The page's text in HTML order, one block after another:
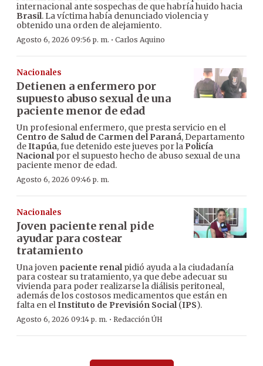
internacional ante sospechas de que habría huido hacia
Brasil. La víctima había denunciado violencia y
obtenido una orden de alejamiento.
Agosto 6, 2026 09:56 p. m. · Carlos Aquino
Nacionales
Detienen a enfermero por
supuesto abuso sexual de una
paciente menor de edad
Un profesional enfermero, que presta servicio en el
Centro de Salud de Carmen del Paraná, Departamento
deItapúa, fue detenido este jueves por la Policía
Nacionalpor el supuesto hecho de abuso sexual de una
paciente menor de edad.
Agosto 6, 2026 09:46 p. m.
Nacionales
Joven paciente renal pide
ayudar para costear
tratamiento
Una joven paciente renalpidió ayuda a la ciudadanía
para costear su tratamiento, ya que debe adecuar su
vivienda para poder realizarse la diálisis peritoneal,
además de los costosos medicamentos que están en
falta en elInstituto de Previsión Social(IPS).
Agosto 6, 2026 09:14 p. m. · Redacción ÚH